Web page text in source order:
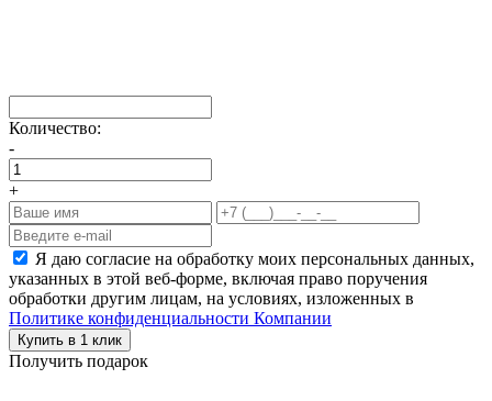
Количество:
-
+
Я даю согласие на обработку моих персональных данных,
указанных в этой веб-форме, включая право поручения
обработки другим лицам, на условиях, изложенных в
Политике конфиденциальности Компании
Купить в 1 клик
Получить подарок